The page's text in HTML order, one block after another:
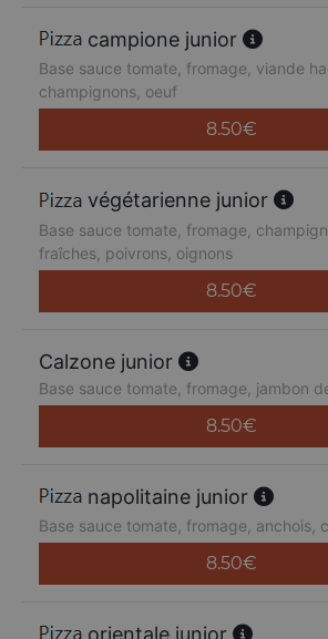
campione junior
Base sauce tomate, fromage, viande
champignons, oeuf
8.50€
végétarienne junior
Base sauce tomate, fromage,
fraîches, poivrons, oignons
8.50€
Calzone junior
Base sauce tomate, fromage, jambon
8.50€
napolitaine junior
Base sauce tomate, fromage, anchois,
8.50€
orientale junior